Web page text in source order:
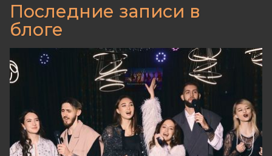
Последние записи в
блоге